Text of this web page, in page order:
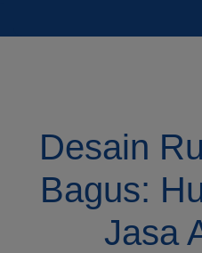
Desain
Bagus:
Jasa